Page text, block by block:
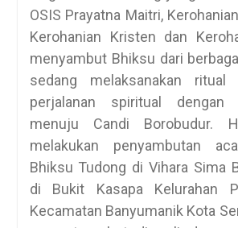
OSIS Prayatna Maitri,
Kerohanian Kristen dan
menyambut Bhiksu dari
sedang melaksanakan ritual
perjalanan spiritual dengan
menuju Candi Borobudur.
melakukan penyambutan
Bhiksu Tudong di Vihara Sima
di Bukit Kasapa Kelurahan
Kecamatan Banyumanik Kota